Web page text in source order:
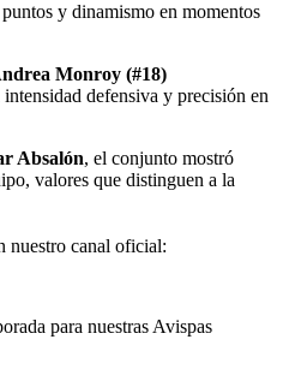
y dinamismo en momentos
Monroy (#18)
defensiva y precisión en
Absalón, el conjunto mostró
valores que distinguen a la
nuestro canal oficial:
para nuestras Avispas